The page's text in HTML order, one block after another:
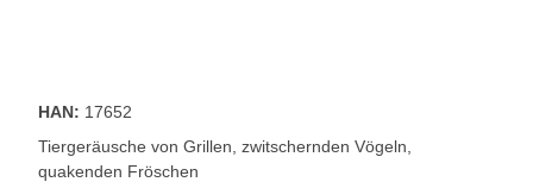
HAN: 17652
Tiergeräusche von Grillen, zwitschernden Vögeln,
quakenden Fröschen